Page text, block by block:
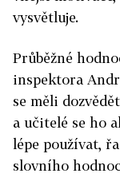
vysvětluje.
Průběžné
inspektora
se měli
a učitelé se ho
lépe používat,
slovního